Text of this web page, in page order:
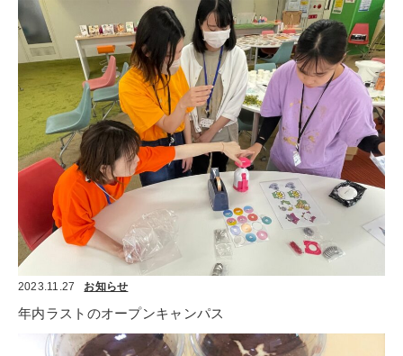
2023.11.27 お知らせ
年内ラストのオープンキャンパス